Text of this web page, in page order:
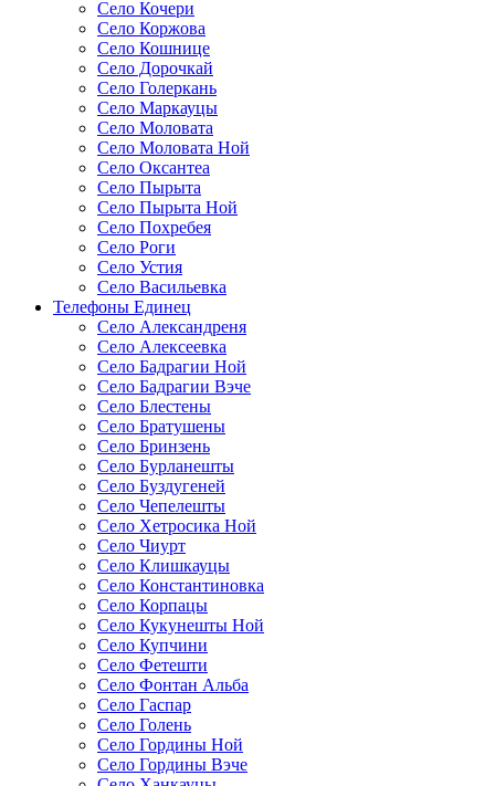
Село Кочери
Село Коржова
Село Кошнице
Село Дорочкай
Село Голеркань
Село Маркауцы
Село Моловата
Село Моловата Ной
Село Оксантеа
Село Пырыта
Село Пырыта Ной
Село Похребея
Село Роги
Село Устия
Село Васильевка
Телефоны Единец
Село Александреня
Село Алексеевка
Село Бадрагии Ной
Село Бадрагии Вэче
Село Блестены
Село Братушены
Село Бринзень
Село Бурланешты
Село Буздугеней
Село Чепелешты
Село Хетросика Ной
Село Чиурт
Село Клишкауцы
Село Константиновка
Село Корпацы
Село Кукунешты Ной
Село Купчини
Село Фетешти
Село Фонтан Альба
Село Гаспар
Село Голень
Село Гордины Ной
Село Гордины Вэче